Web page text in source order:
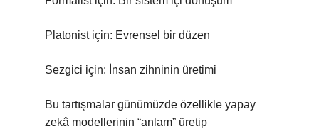
Platonist için: Evrensel bir düzen
Sezgici için: İnsan zihninin üretimi
Bu tartışmalar günümüzde özellikle yapay
zekâ modellerinin “anlam” üretip